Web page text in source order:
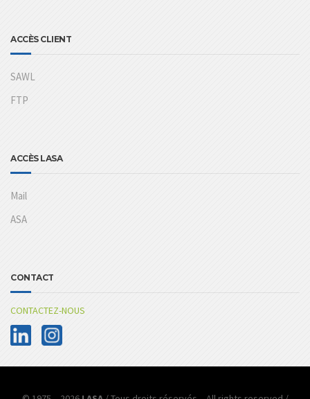
ACCÈS CLIENT
SAWL
FTP
ACCÈS LASA
Mail
ASA
CONTACT
CONTACTEZ-NOUS